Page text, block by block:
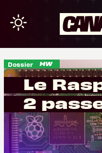
Dossier
Le
2